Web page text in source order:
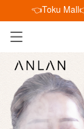
👈Toku
已加入購物車